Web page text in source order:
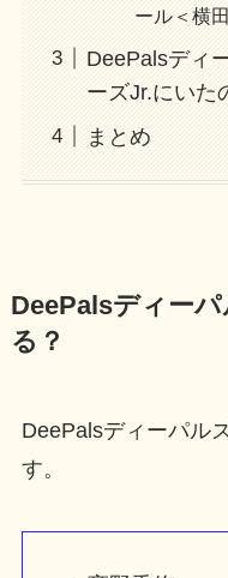
ール＜横
DeePalsディ
ーズJr.にいた
まとめ
DeePalsディー
る？
DeePalsディーパル
す。